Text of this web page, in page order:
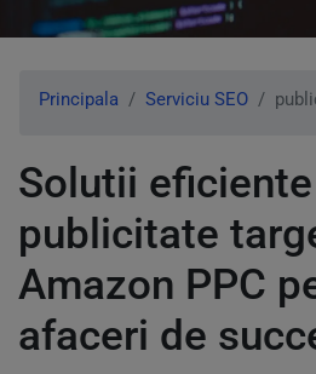
Principala Serviciu SEO
Solutii
publicitate
Amazon PPC
afaceri de